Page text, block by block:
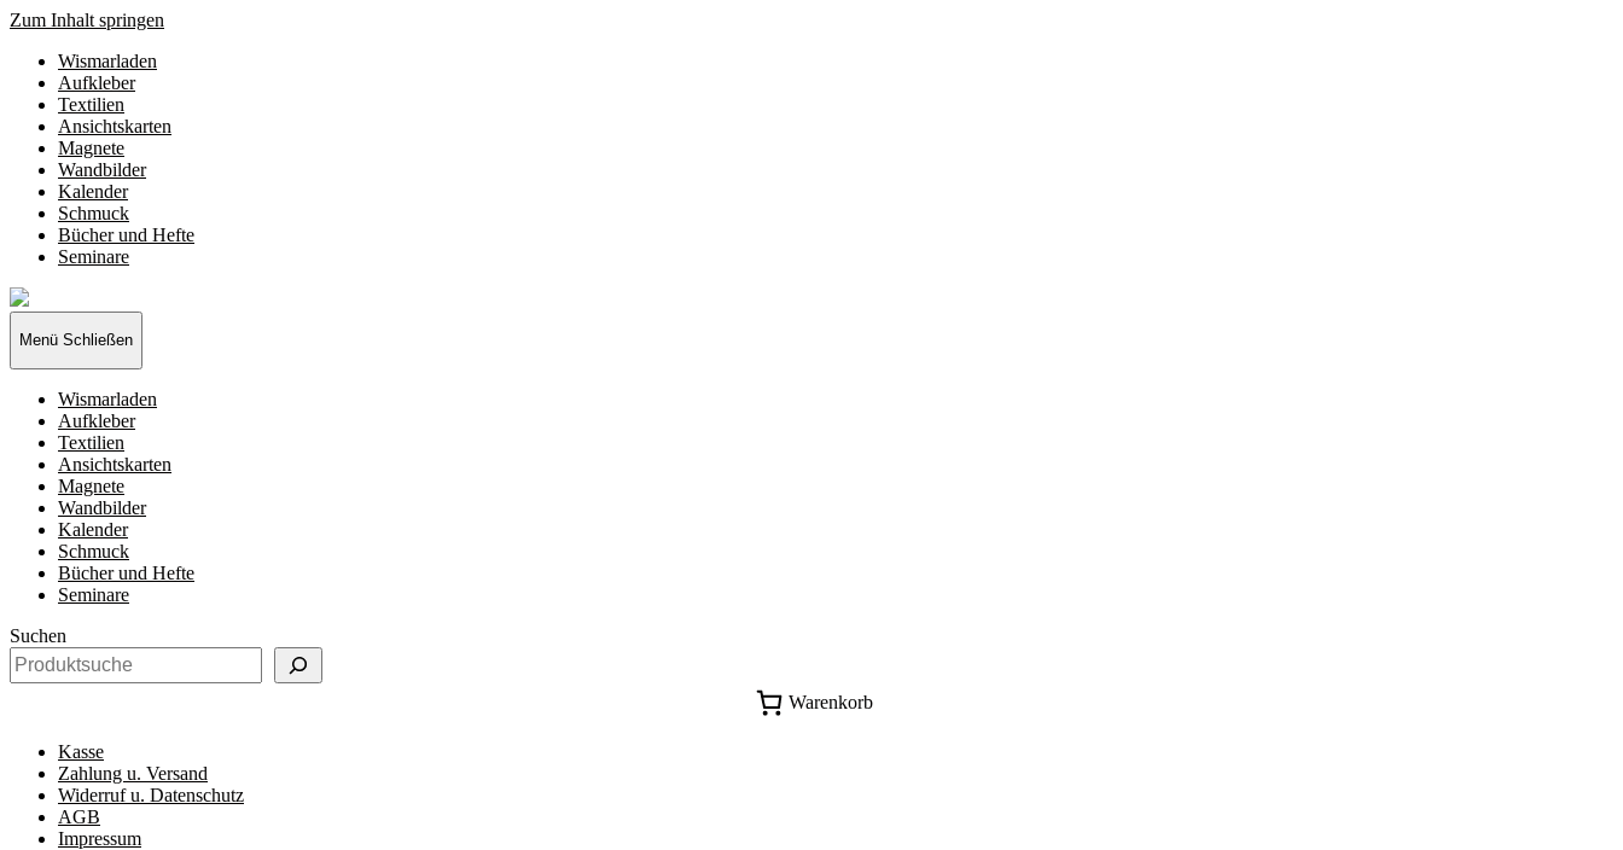
Zum Inhalt springen
Wismarladen
Aufkleber
Textilien
Ansichtskarten
Magnete
Wandbilder
Kalender
Schmuck
Bücher und Hefte
Seminare
Wismarladen
-
deine
Produzentengemeinschaft
Menü Schließen
Wismarladen
Aufkleber
Textilien
Ansichtskarten
Magnete
Wandbilder
Kalender
Schmuck
Bücher und Hefte
Seminare
Suchen
Warenkorb
Kasse
Zahlung u. Versand
Widerruf u. Datenschutz
AGB
Impressum